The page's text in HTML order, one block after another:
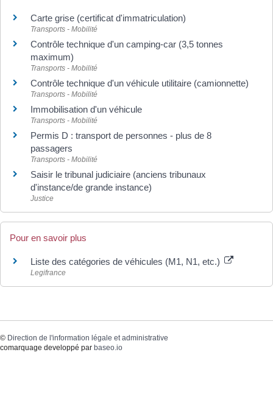
Carte grise (certificat d'immatriculation)
Transports - Mobilité
Contrôle technique d'un camping-car (3,5 tonnes
maximum)
Transports - Mobilité
Contrôle technique d'un véhicule utilitaire (camionnette)
Transports - Mobilité
Immobilisation d'un véhicule
Transports - Mobilité
Permis D : transport de personnes - plus de 8
passagers
Transports - Mobilité
Saisir le tribunal judiciaire (anciens tribunaux
d'instance/de grande instance)
Justice
Pour en savoir plus
Liste des catégories de véhicules (M1, N1, etc.)
Legifrance
© Direction de l'information légale et administrative
comarquage developpé par baseo.io